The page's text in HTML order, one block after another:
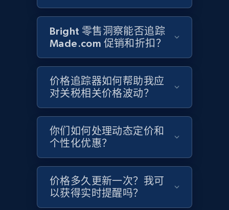
Home Depot US
URL, Domain, Country code, Model number,
2.1K+ 355+ 立即开始
Home Depot US - Gather data on products
using specified keywords
URL, Domain, Country code, Model number,
Sku, Product id, Product name, Manufacturer,
and more.
Bright 零售洞察能否追踪
Made.com 促销和折扣？
价格追踪器如何帮助我应
对关税相关价格波动？
你们如何处理动态定价和
个性化优惠？
价格多久更新一次？我可
以获得实时提醒吗？